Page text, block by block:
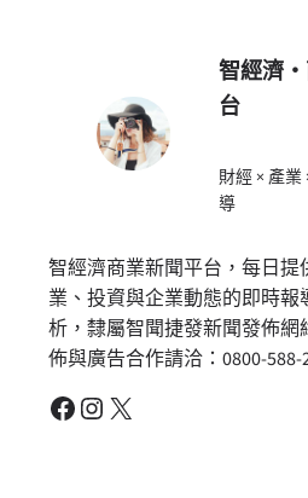
智經濟
台
財經 × 產
導
智經濟商業新聞平台，每日提
業、投資與企業動態的即時報
析，隸屬智聞捷發新聞發佈網
佈與廣告合作請洽：0800-588-
Facebook Instagram X